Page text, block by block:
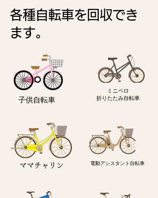
各種自転車を回収でき
ます。
子供自転車
ミニペロ
​折りたたみ自転車
ママチャリン 電動アシスタント自転車